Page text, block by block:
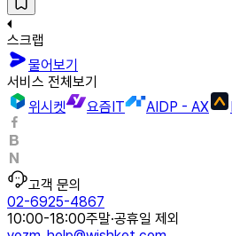
스크랩
물어보기
서비스 전체보기
위시켓
요즘IT AIDP - AX
고객 문의
02-6925-4867
10:00-18:00주말·공휴일 제외